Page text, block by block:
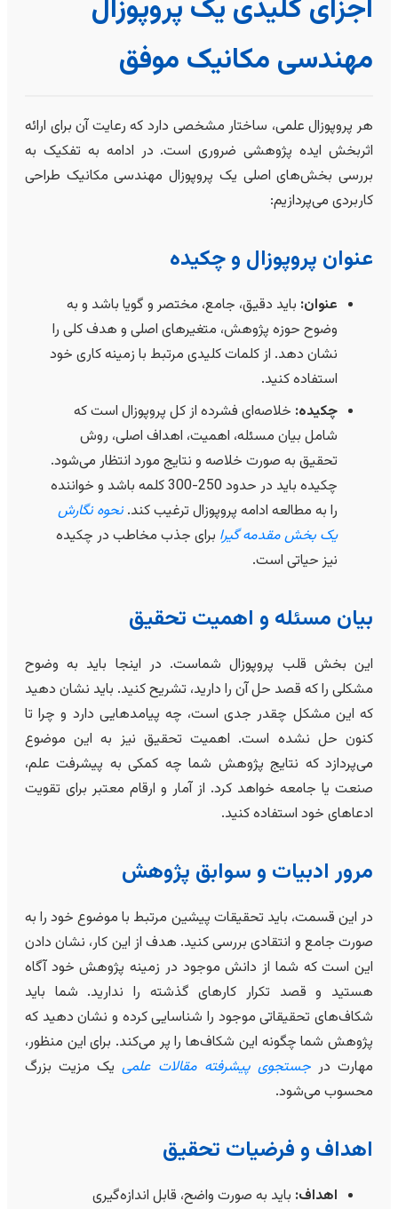
اجزای کلیدی یک پروپوزال
مهندسی مکانیک موفق
هر پروپوزال علمی، ساختار مشخصی دارد که رعایت آن برای ارائه
اثربخش ایده پژوهشی ضروری است. در ادامه به تفکیک به
بررسی بخش‌های اصلی یک پروپوزال مهندسی مکانیک طراحی
کاربردی می‌پردازیم:
عنوان پروپوزال و چکیده
عنوان: باید دقیق، جامع، مختصر و گویا باشد و به
وضوح حوزه پژوهش، متغیرهای اصلی و هدف کلی را
نشان دهد. از کلمات کلیدی مرتبط با زمینه کاری خود
استفاده کنید.
چکیده: خلاصه‌ای فشرده از کل پروپوزال است که
شامل بیان مسئله، اهمیت، اهداف اصلی، روش
تحقیق به صورت خلاصه و نتایج مورد انتظار می‌شود.
چکیده باید در حدود 250-300 کلمه باشد و خواننده
را به مطالعه ادامه پروپوزال ترغیب کند. نحوه نگارش
یک بخش مقدمه گیرا برای جذب مخاطب در چکیده
نیز حیاتی است.
بیان مسئله و اهمیت تحقیق
این بخش قلب پروپوزال شماست. در اینجا باید به وضوح
مشکلی را که قصد حل آن را دارید، تشریح کنید. باید نشان دهید
که این مشکل چقدر جدی است، چه پیامدهایی دارد و چرا تا
کنون حل نشده است. اهمیت تحقیق نیز به این موضوع
می‌پردازد که نتایج پژوهش شما چه کمکی به پیشرفت علم،
صنعت یا جامعه خواهد کرد. از آمار و ارقام معتبر برای تقویت
ادعاهای خود استفاده کنید.
مرور ادبیات و سوابق پژوهش
در این قسمت، باید تحقیقات پیشین مرتبط با موضوع خود را به
صورت جامع و انتقادی بررسی کنید. هدف از این کار، نشان دادن
این است که شما از دانش موجود در زمینه پژوهش خود آگاه
هستید و قصد تکرار کارهای گذشته را ندارید. شما باید
شکاف‌های تحقیقاتی موجود را شناسایی کرده و نشان دهید که
پژوهش شما چگونه این شکاف‌ها را پر می‌کند. برای این منظور،
مهارت درجستجوی پیشرفته مقالات علمییک مزیت بزرگ
محسوب می‌شود.
اهداف و فرضیات تحقیق
اهداف: باید به صورت واضح، قابل اندازه‌گیری